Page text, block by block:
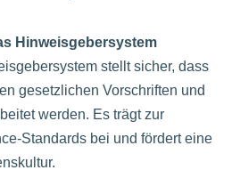
Hinweisgebersystem
stellt sicher, dass
gesetzlichen Vorschriften und
werden. Es trägt zur
Standards bei und fördert eine